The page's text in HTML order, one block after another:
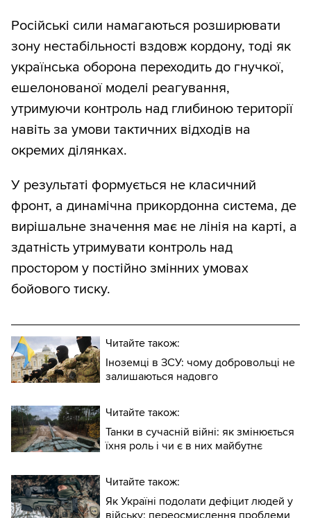
Російські сили намагаються розширювати
зону нестабільності вздовж кордону, тоді як
українська оборона переходить до гнучкої,
ешелонованої моделі реагування,
утримуючи контроль над глибиною території
навіть за умови тактичних відходів на
окремих ділянках.
У результаті формується не класичний
фронт, а динамічна прикордонна система, де
вирішальне значення має не лінія на карті, а
здатність утримувати контроль над
простором у постійно змінних умовах
бойового тиску.
Читайте також:
Іноземці в ЗСУ: чому добровольці не
залишаються надовго
Читайте також:
Танки в сучасній війні: як змінюється
їхня роль і чи є в них майбутнє
Читайте також:
Як Україні подолати дефіцит людей у
війську: переосмислення проблеми